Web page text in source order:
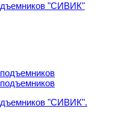
"СИВИК"
"СИВИК". КОРД
"СИВИК".